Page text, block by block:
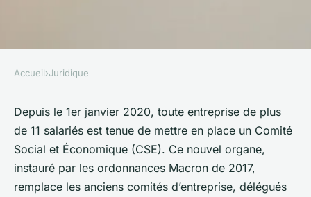
Comment mettre en place un
comité social et économique
(CSE) dans une PME
conformément à la
Accueil›Juridique
Depuis le 1er janvier 2020, toute entreprise de plus
de 11 salariés est tenue de mettre en place un Comité
Social et Économique (CSE). Ce nouvel organe,
instauré par les ordonnances Macron de 2017,
remplace les anciens comités d’entreprise, délégués